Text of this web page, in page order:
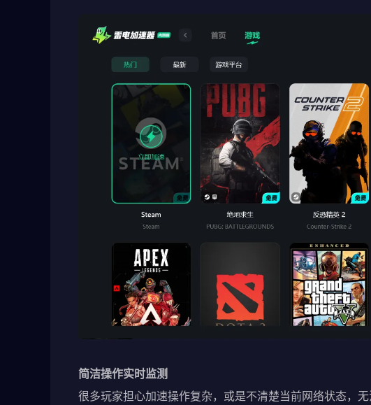
简洁操作实时监测
很多玩家担心加速操作复杂，或是不清楚当前网络状态，